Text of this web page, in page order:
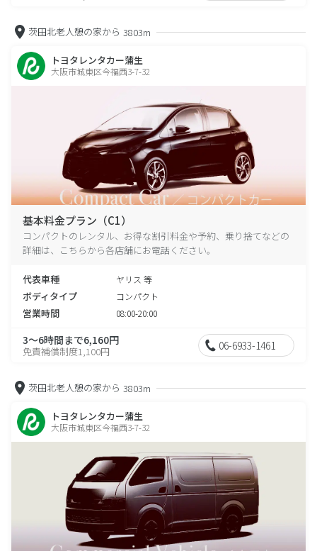
茨田北老人憩の家から 3803m
トヨタレンタカー蒲生
大阪市城東区今福西3-7-32
基本料金プラン（C1）
コンパクトのレンタル、お得な割引料金や予約、乗り捨てなどの
詳細は、こちらから各店舗にお電話ください。
代表車種 ヤリス 等
ボディタイプ コンパクト
営業時間 08:00-20:00
3～6時間まで6,160円
免責補償制度1,100円 06-6933-1461
茨田北老人憩の家から 3803m
トヨタレンタカー蒲生
大阪市城東区今福西3-7-32